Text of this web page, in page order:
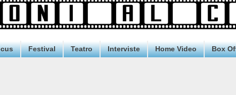
Festival Teatro Interviste Home Video Box